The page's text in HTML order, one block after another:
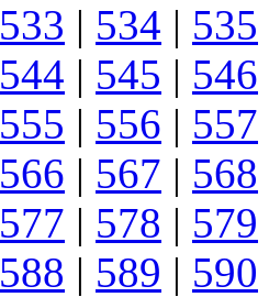
533 | 534 | 535
544 | 545 | 546
555 | 556 | 557
566 | 567 | 568
577 | 578 | 579
588 | 589 | 590